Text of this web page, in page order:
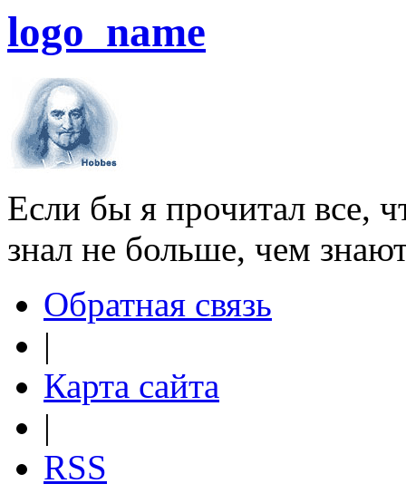
logo_name
Если бы я прочитал все,
знал не больше, чем
Обратная связь
|
Карта сайта
|
RSS